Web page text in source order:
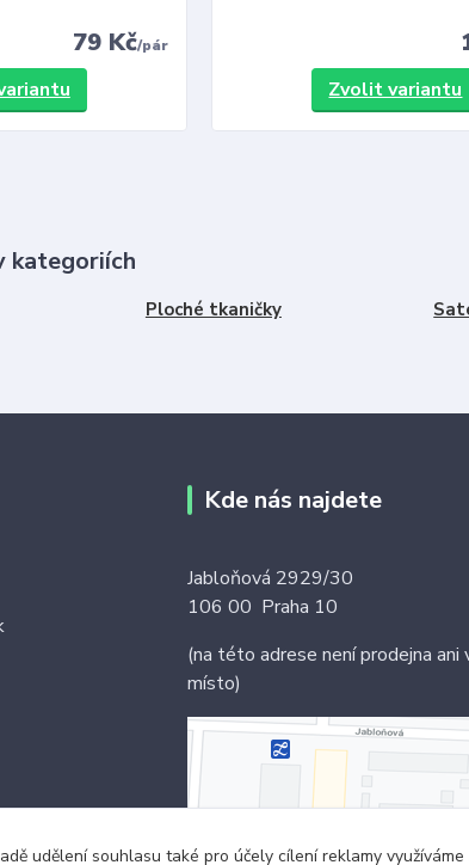
79 Kč/pár
Zvolit variantu
kategoriích
Ploché tkaničky
Kde nás najdete
Jabloňová 2929/30
106 00 Praha 10
(na této adrese není prodejna ani
místo)
udělení souhlasu také pro účely cílení reklamy